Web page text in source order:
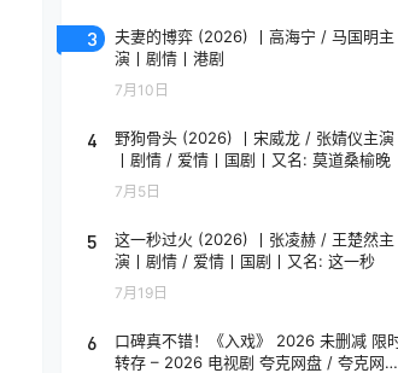
3
夫妻的博弈 (2026) 丨高海宁 / 马国明主
演丨剧情丨港剧
7月10日
4
野狗骨头 (2026) 丨宋威龙 / 张婧仪主演
丨剧情 / 爱情丨国剧丨又名: 莫道桑榆晚
7月5日
5
这一秒过火 (2026) 丨张凌赫 / 王楚然主
演丨剧情 / 爱情丨国剧丨又名: 这一秒
7月19日
6
口碑真不错！《入戏》 2026 未删减 限
转存 – 2026 电视剧 夸克网盘 / 夸克网盘